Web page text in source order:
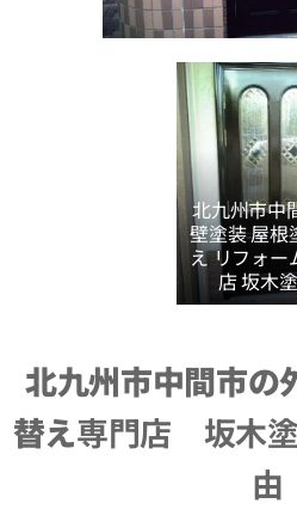
北九州市中
壁塗装 屋根
え リフォー
店 坂木
北九州市中間市の
替え専門店 坂木
由